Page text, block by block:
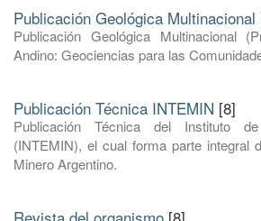
Publicación Geológica Multinacional
Publicación Geológica Multinacional
Andino: Geociencias para las
Publicación Técnica INTEMIN [8]
Publicación Técnica del Instituto
(INTEMIN), el cual forma parte integral
Minero Argentino.